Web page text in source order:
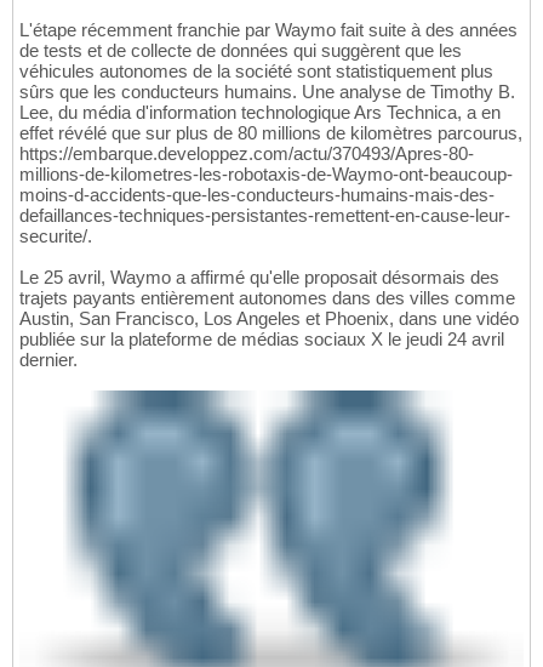
L'étape récemment franchie par Waymo fait suite à des années
de tests et de collecte de données qui suggèrent que les
véhicules autonomes de la société sont statistiquement plus
sûrs que les conducteurs humains. Une analyse de Timothy B.
Lee, du média d'information technologique Ars Technica, a en
effet révélé que sur plus de 80 millions de kilomètres parcourus,
https://embarque.developpez.com/actu/370493/Apres-80-
millions-de-kilometres-les-robotaxis-de-Waymo-ont-beaucoup-
moins-d-accidents-que-les-conducteurs-humains-mais-des-
defaillances-techniques-persistantes-remettent-en-cause-leur-
securite/.
Le 25 avril, Waymo a affirmé qu'elle proposait désormais des
trajets payants entièrement autonomes dans des villes comme
Austin, San Francisco, Los Angeles et Phoenix, dans une vidéo
publiée sur la plateforme de médias sociaux X le jeudi 24 avril
dernier.